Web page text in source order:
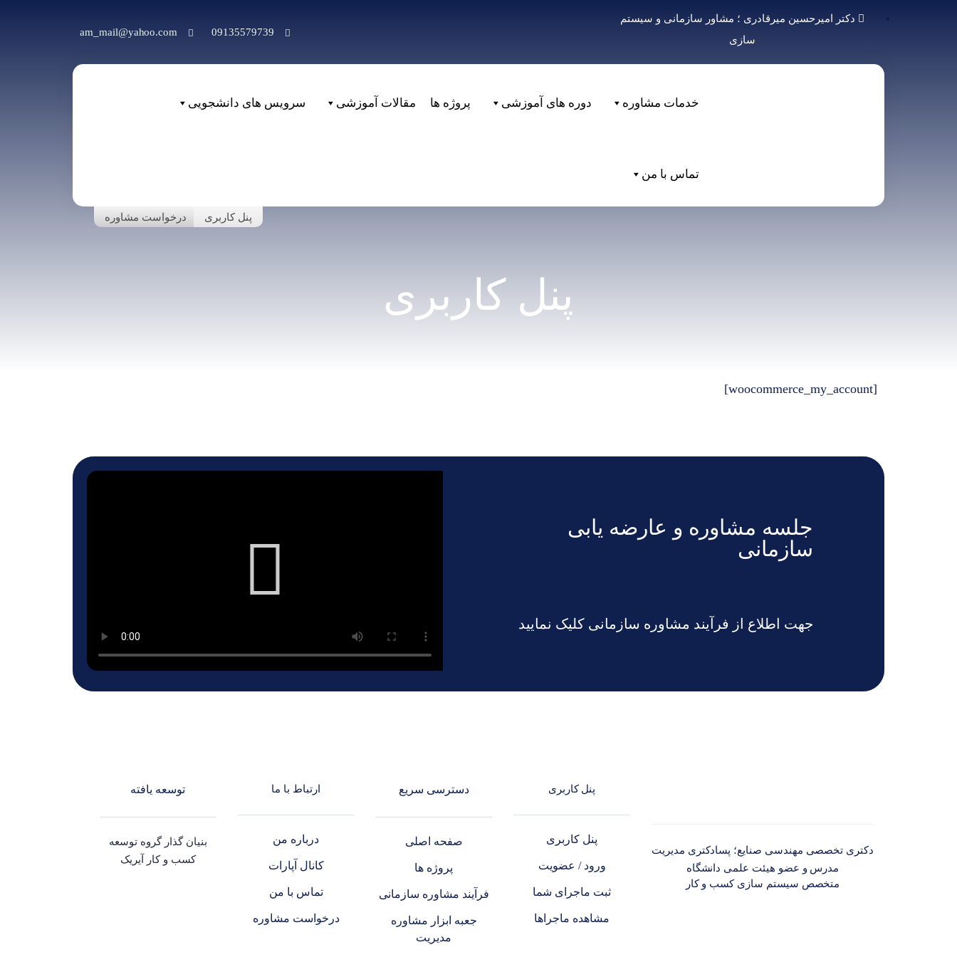
دکتر امیرحسین میرقادری ؛ مشاور سازمانی و سیستم
سازی
09135579739
am_mail@yahoo.com
خدمات مشاوره دوره های آموزشی پروژه ها مقالات آموزشی سرویس های دانشجویی
تماس با من
پنل کاربری درخواست مشاوره
پنل کاربری
[woocommerce_my_account]
جلسه مشاوره و عارضه یابی
سازمانی
جهت اطلاع از فرآیند مشاوره سازمانی کلیک نمایید
دکتری تخصصی مهندسی صنایع؛ پسادکتری مدیریت
مدرس و عضو هیئت علمی دانشگاه
متخصص سیستم سازی کسب و کار
پنل کاربری
پنل کاربری
ورود / عضویت
ثبت ماجرای شما
مشاهده ماجراها
دسترسی سریع
صفحه اصلی
پروژه ها
فرآیند مشاوره سازمانی
جعبه ابزار مشاوره
مدیریت
ارتباط با ما
درباره من
کانال آپارات
تماس با من
درخواست مشاوره
توسعه یافته
بنیان گذار گروه توسعه
کسب و کار آیریک